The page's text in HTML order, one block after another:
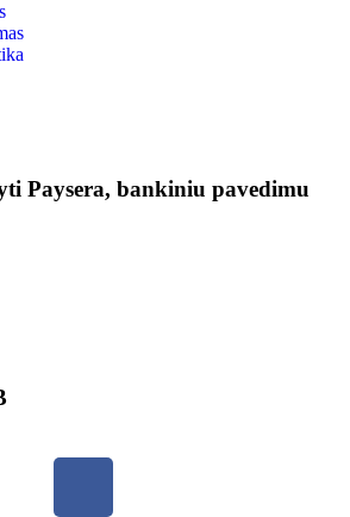
Paysera, bankiniu pavedimu